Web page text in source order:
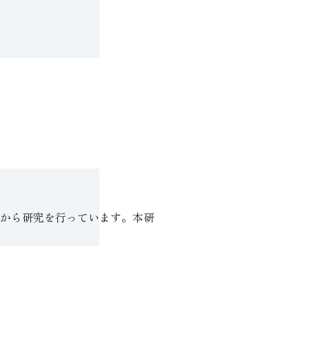
ら研究を行っています。本研